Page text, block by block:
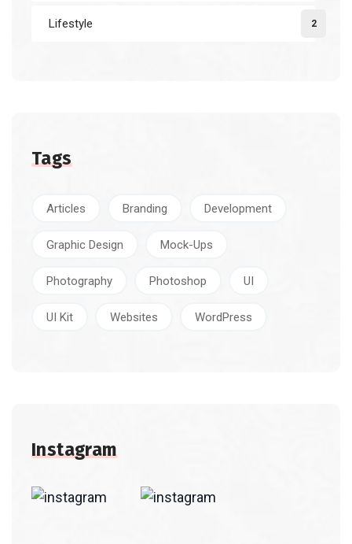
Lifestyle 2
Tags
Articles Branding Development
Graphic Design Mock-Ups
Photography Photoshop UI
UI Kit Websites WordPress
Instagram